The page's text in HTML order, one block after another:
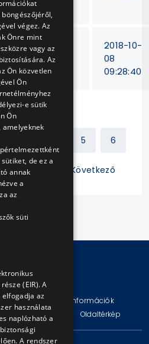
TB-
307/18
2018-10-
08
09:28:40
5 6
10 Következő
2026 BKV Zrt.
Technikai információk
Oldaltérkép
végez. Az
Önre mint
vagy az
Az
Ön közvetlen
Ön
e sütik
Ön
amelyeknek
de ez a
annak
a
az
süti
(EIR). A
elfogadja az
használata
naplózható a
A rendszer